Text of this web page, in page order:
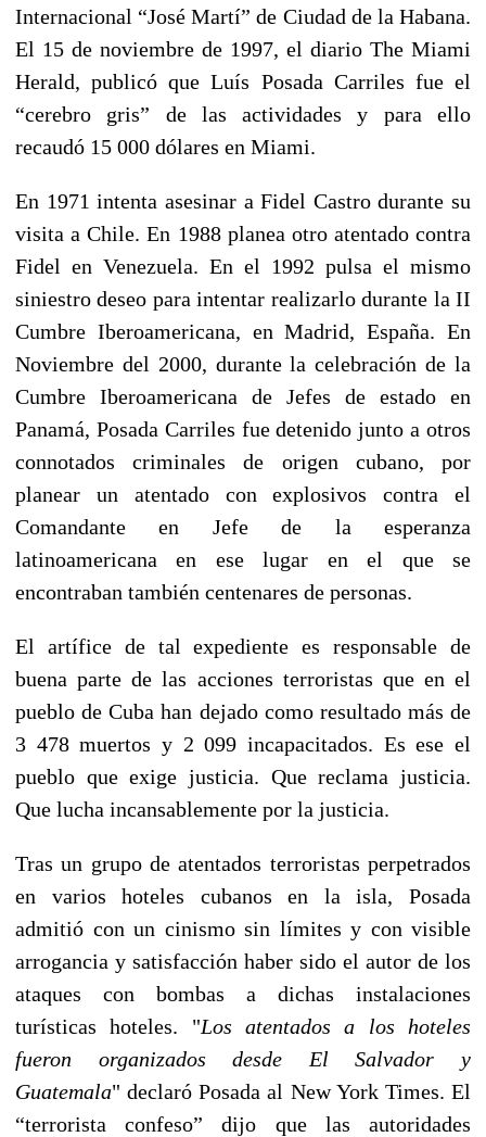
Internacional “José Martí” de Ciudad de la Habana.
El 15 de noviembre de 1997, el diario The Miami
Herald, publicó que Luís Posada Carriles fue el
“cerebro gris” de las actividades y para ello
recaudó 15 000 dólares en Miami.
En 1971 intenta asesinar a Fidel Castro durante su
visita a Chile. En 1988 planea otro atentado contra
Fidel en Venezuela. En el 1992 pulsa el mismo
siniestro deseo para intentar realizarlo durante la II
Cumbre Iberoamericana, en Madrid, España. En
Noviembre del 2000, durante la celebración de la
Cumbre Iberoamericana de Jefes de estado en
Panamá, Posada Carriles fue detenido junto a otros
connotados criminales de origen cubano, por
planear un atentado con explosivos contra el
Comandante en Jefe de la esperanza
latinoamericana en ese lugar en el que se
encontraban también centenares de personas.
El artífice de tal expediente es responsable de
buena parte de las acciones terroristas que en el
pueblo de Cuba han dejado como resultado más de
3 478 muertos y 2 099 incapacitados. Es ese el
pueblo que exige justicia. Que reclama justicia.
Que lucha incansablemente por la justicia.
Tras un grupo de atentados terroristas perpetrados
en varios hoteles cubanos en la isla, Posada
admitió con un cinismo sin límites y con visible
arrogancia y satisfacción haber sido el autor de los
ataques con bombas a dichas instalaciones
turísticas hoteles. "Los atentados a los hoteles
fueron organizados desde El Salvador y
Guatemala" declaró Posada al New York Times. El
“terrorista confeso” dijo que las autoridades